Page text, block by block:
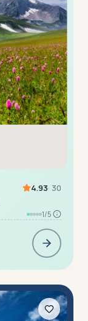
4.93· 30
1/5